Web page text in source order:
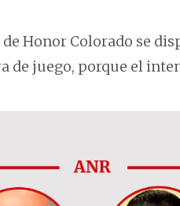
Honor Colorado se
de juego, porque el